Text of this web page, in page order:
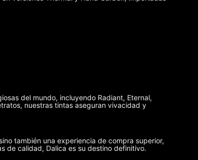
del mundo, incluyendo Radiant, Eternal,
nuestras tintas aseguran vivacidad y
también una experiencia de compra superior,
de calidad, Dalica es su destino definitivo.